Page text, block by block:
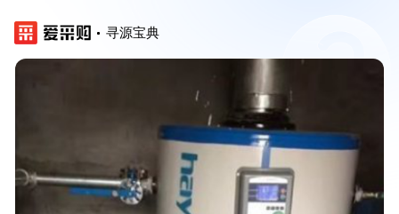
寻源宝典